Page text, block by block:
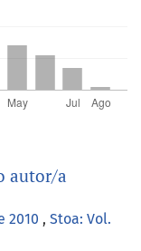
autor/a
2010 , Stoa: Vol.